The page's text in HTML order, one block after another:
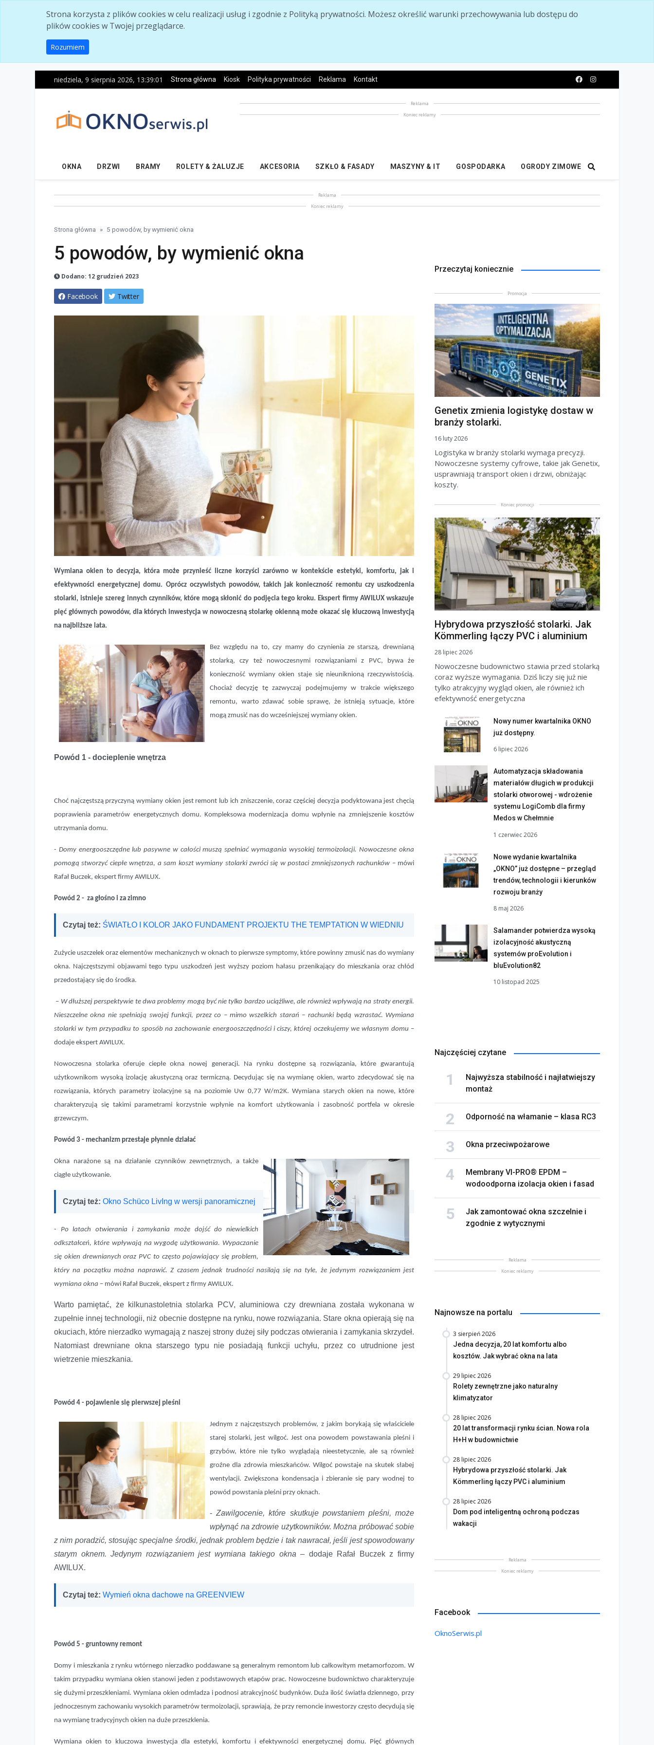
Strona korzysta z plików cookies w celu realizacji usług i zgodnie z Polityką prywatności. Możesz określić warunki przechowywania lub dostępu do
plików cookies w Twojej przeglądarce.
Rozumiem
niedziela, 9 sierpnia 2026, 13:39:03 Strona główna Kiosk Polityka prywatności Reklama Kontakt
Reklama
Koniec reklamy
OKNA DRZWI BRAMY ROLETY & ŻALUZJE AKCESORIA SZKŁO & FASADY MASZYNY & IT GOSPODARKA OGRODY ZIMOWE
Reklama
Koniec reklamy
Strona główna 5 powodów, by wymienić okna
5 powodów, by wymienić okna
Dodano: 12 grudzień 2023
Facebook Twitter
Wymiana okien to decyzja, która może przynieść liczne korzyści zarówno w kontekście estetyki, komfortu, jak i
efektywności energetycznej domu. Oprócz oczywistych powodów, takich jak konieczność remontu czy uszkodzenia
stolarki, istnieje szereg innych czynników, które mogą skłonić do podjęcia tego kroku. Ekspert firmy AWILUX wskazuje
pięć głównych powodów, dla których inwestycja w nowoczesną stolarkę okienną może okazać się kluczową inwestycją
na najbliższe lata.
Bez względu na to, czy mamy do czynienia ze starszą, drewnianą
stolarką, czy też nowoczesnymi rozwiązaniami z PVC, bywa że
konieczność wymiany okien staje się nieuniknioną rzeczywistością.
Chociaż decyzję tę zazwyczaj podejmujemy w trakcie większego
remontu, warto zdawać sobie sprawę, że istnieją sytuacje, które
mogą zmusić nas do wcześniejszej wymiany okien.
Powód 1 - docieplenie wnętrza
Choć najczęstszą przyczyną wymiany okien jest remont lub ich zniszczenie, coraz częściej decyzja podyktowana jest chęcią
poprawienia parametrów energetycznych domu. Kompleksowa modernizacja domu wpłynie na zmniejszenie kosztów
utrzymania domu.
- Domy energooszczędne lub pasywne w całości muszą spełniać wymagania wysokiej termoizolacji. Nowoczesne okna
pomogą stworzyć ciepłe wnętrza, a sam koszt wymiany stolarki zwróci się w postaci zmniejszonych rachunków – mówi
Rafał Buczek, ekspert firmy AWILUX.
Powód 2 - za głośno i za zimno
Czytaj też: ŚWIATŁO I KOLOR JAKO FUNDAMENT PROJEKTU THE TEMPTATION W WIEDNIU
Zużycie uszczelek oraz elementów mechanicznych w oknach to pierwsze symptomy, które powinny zmusić nas do wymiany
okna. Najczęstszymi objawami tego typu uszkodzeń jest wyższy poziom hałasu przenikający do mieszkania oraz chłód
przedostający się do środka.
– W dłuższej perspektywie te dwa problemy mogą być nie tylko bardzo uciążliwe, ale również wpływają na straty energii.
Nieszczelne okna nie spełniają swojej funkcji, przez co – mimo wszelkich starań – rachunki będą wzrastać. Wymiana
stolarki w tym przypadku to sposób na zachowanie energooszczędności i ciszy, której oczekujemy we własnym domu –
dodaje ekspert AWILUX.
Nowoczesna stolarka oferuje ciepłe okna nowej generacji. Na rynku dostępne są rozwiązania, które gwarantują
użytkownikom wysoką izolację akustyczną oraz termiczną. Decydując się na wymianę okien, warto zdecydować się na
rozwiązania, których parametry izolacyjne są na poziomie Uw 0,77 W/m2K. Wymiana starych okien na nowe, które
charakteryzują się takimi parametrami korzystnie wpłynie na komfort użytkowania i zasobność portfela w okresie
grzewczym.
Powód 3 - mechanizm przestaje płynnie działać
Okna narażone są na działanie czynników zewnętrznych, a także
ciągłe użytkowanie.
Czytaj też: Okno Schüco LivIng w wersji panoramicznej
- Po latach otwierania i zamykania może dojść do niewielkich
odkształceń, które wpływają na wygodę użytkowania. Wypaczanie
się okien drewnianych oraz PVC to często pojawiający się problem,
który na początku można naprawić. Z czasem jednak trudności nasilają się na tyle, że jedynym rozwiązaniem jest
wymiana okna – mówi Rafał Buczek, ekspert z firmy AWILUX.
Warto pamiętać, że kilkunastoletnia stolarka PCV, aluminiowa czy drewniana została wykonana w
zupełnie innej technologii, niż obecnie dostępne na rynku, nowe rozwiązania. Stare okna opierają się na
okuciach, które nierzadko wymagają z naszej strony dużej siły podczas otwierania i zamykania skrzydeł.
Natomiast drewniane okna starszego typu nie posiadają funkcji uchyłu, przez co utrudnione jest
wietrzenie mieszkania.
Powód 4 - pojawienie się pierwszej pleśni
Jednym z najczęstszych problemów, z jakim borykają się właściciele
starej stolarki, jest wilgoć. Jest ona powodem powstawania pleśni i
grzybów, które nie tylko wyglądają nieestetycznie, ale są również
groźne dla zdrowia mieszkańców. Wilgoć powstaje na skutek słabej
wentylacji. Zwiększona kondensacja i zbieranie się pary wodnej to
powód powstania pleśni przy oknach.
-Zawilgocenie, które skutkuje powstaniem pleśni, może
wpłynąć na zdrowie użytkowników. Można próbować sobie
z nim poradzić, stosując specjalne środki, jednak problem będzie i tak nawracał, jeśli jest spowodowany
starym oknem. Jedynym rozwiązaniem jest wymiana takiego okna – dodaje Rafał Buczek z firmy
AWILUX.
Czytaj też: Wymień okna dachowe na GREENVIEW
Powód 5 - gruntowny remont
Domy i mieszkania z rynku wtórnego nierzadko poddawane są generalnym remontom lub całkowitym metamorfozom. W
takim przypadku wymiana okien stanowi jeden z podstawowych etapów prac. Nowoczesne budownictwo charakteryzuje
się dużymi przeszkleniami. Wymiana okien odmładza i podnosi atrakcyjność budynków. Duża ilość światła dziennego, przy
jednoczesnym zachowaniu wysokich parametrów termoizolacji, sprawiają, że przy remoncie inwestorzy często decydują się
na wymianę tradycyjnych okien na duże przeszklenia.
Wymiana okien to kluczowa inwestycja dla estetyki, komfortu i efektywności energetycznej domu. Pięć głównych
Przeczytaj koniecznie
Promocja
Genetix zmienia logistykę dostaw w
branży stolarki.
16 luty 2026
Logistyka w branży stolarki wymaga precyzji.
Nowoczesne systemy cyfrowe, takie jak Genetix,
usprawniają transport okien i drzwi, obniżając
koszty.
Koniec promocji
Hybrydowa przyszłość stolarki. Jak
Kömmerling łączy PVC i aluminium
28 lipiec 2026
Nowoczesne budownictwo stawia przed stolarką
coraz wyższe wymagania. Dziś liczy się już nie
tylko atrakcyjny wygląd okien, ale również ich
efektywność energetyczna
Nowy numer kwartalnika OKNO
już dostępny.
6 lipiec 2026
Automatyzacja składowania
materiałów długich w produkcji
stolarki otworowej - wdrożenie
systemu LogiComb dla firmy
Medos w Chełmnie
1 czerwiec 2026
Nowe wydanie kwartalnika
„OKNO” już dostępne – przegląd
trendów, technologii i kierunków
rozwoju branży
8 maj 2026
Salamander potwierdza wysoką
izolacyjność akustyczną
systemów proEvolution i
bluEvolution82
10 listopad 2025
Najczęściej czytane
Najwyższa stabilność i najłatwiejszy
montaż
Odporność na włamanie – klasa RC3
Okna przeciwpożarowe
Membrany VI-PRO® EPDM –
wodoodporna izolacja okien i fasad
Jak zamontować okna szczelnie i
zgodnie z wytycznymi
Reklama
Koniec reklamy
Najnowsze na portalu
3 sierpień 2026
Jedna decyzja, 20 lat komfortu albo
kosztów. Jak wybrać okna na lata
29 lipiec 2026
Rolety zewnętrzne jako naturalny
klimatyzator
28 lipiec 2026
20 lat transformacji rynku ścian. Nowa rola
H+H w budownictwie
28 lipiec 2026
Hybrydowa przyszłość stolarki. Jak
Kömmerling łączy PVC i aluminium
28 lipiec 2026
Dom pod inteligentną ochroną podczas
wakacji
Reklama
Koniec reklamy
Facebook
OknoSerwis.pl